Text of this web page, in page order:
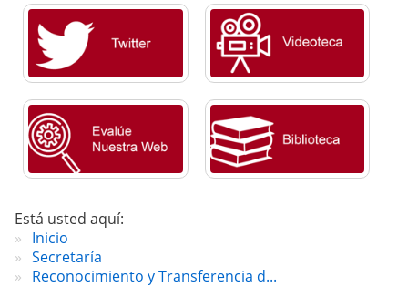
Está usted aquí:
Inicio
Secretaría
Reconocimiento y Transferencia d...